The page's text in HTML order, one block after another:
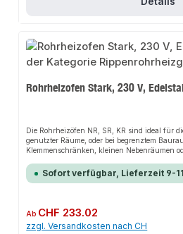
Rohrheizofen Stark, 230 V,
Die Rohrheizöfen NR, SR, KR sind ideal für
genutzter Räume, oder bei begrenztem
Klemmenschränken, kleinen Nebenräumen
genau wie die Automatikausführung mit
steckerfertiger Geräte ist vom jeweiligen
Sofort verfügbar, Lieferzeit 9-
Regulärer Preis:
Ab CHF 233.02
zzgl. Versandkosten nach CH